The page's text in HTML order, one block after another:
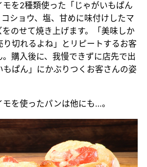
モを2種類使った「じゃがいもぱん
コショウ、塩、甘めに味付けしたマ
をのせて焼き上げます。「美味しか
り切れるよね」とリピートするお客
。購入後に、我慢できずに店先で出
もぱん」にかぶりつくお客さんの姿
を使ったパンは他にも…。